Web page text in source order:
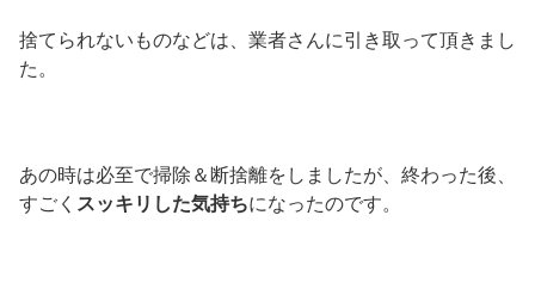
捨てられないものなどは、業者さんに引き取って頂きまし
た。
あの時は必至で掃除＆断捨離をしましたが、終わった後、
すごく スッキリした気持ちになったのです。